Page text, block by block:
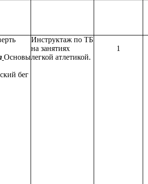
Основы
бег
Инструктаж по ТБ
на занятиях
легкой атлетикой.
1